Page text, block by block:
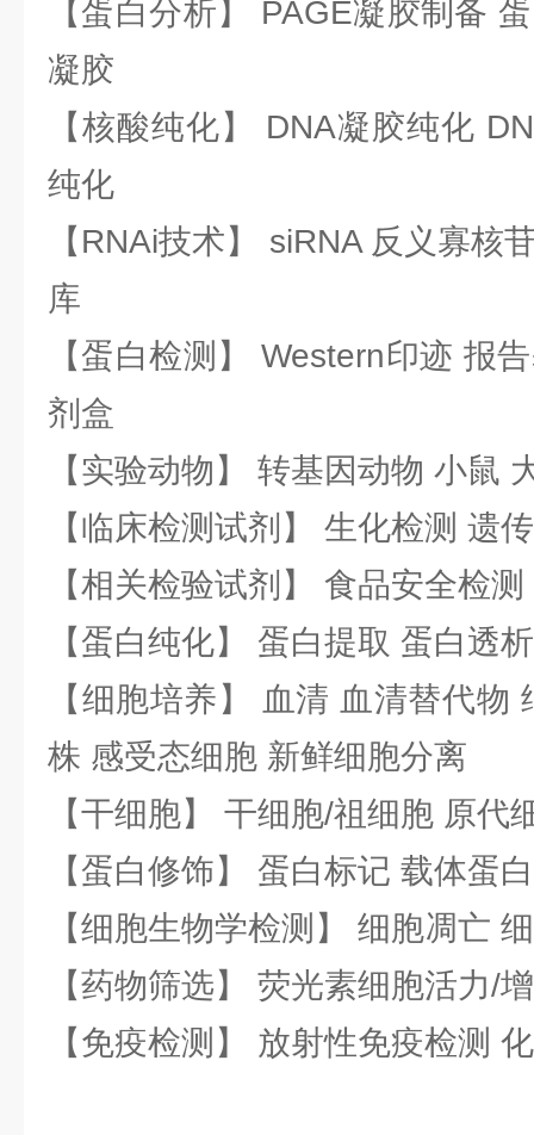
【蛋白分析】 PAGE凝胶制备
凝胶
【核酸纯化】 DNA凝胶纯化
纯化
【RNAi技术】 siRNA 反义寡核
库
【蛋白检测】 Western印迹 报
剂盒
【实验动物】 转基因动物 小鼠
【临床检测试剂】 生化检测 遗
【相关检验试剂】 食品安全检
【蛋白纯化】 蛋白提取 蛋白透
【细胞培养】 血清 血清替代物
株 感受态细胞 新鲜细胞分离
【干细胞】 干细胞/祖细胞 原代
【蛋白修饰】 蛋白标记 载体蛋
【细胞生物学检测】 细胞凋亡
【药物筛选】 荧光素细胞活力/
【免疫检测】 放射性免疫检测